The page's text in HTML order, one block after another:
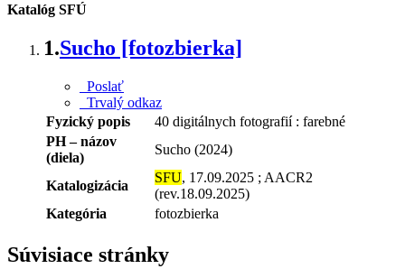
Katalóg SFÚ
1.Sucho [fotozbierka]
Poslať
Trvalý odkaz
Fyzický popis
40 digitálnych fotografií : farebné
PH – názov
(diela)
Sucho (2024)
Katalogizácia
SFU, 17.09.2025 ; AACR2
(rev.18.09.2025)
Kategória
fotozbierka
Súvisiace stránky